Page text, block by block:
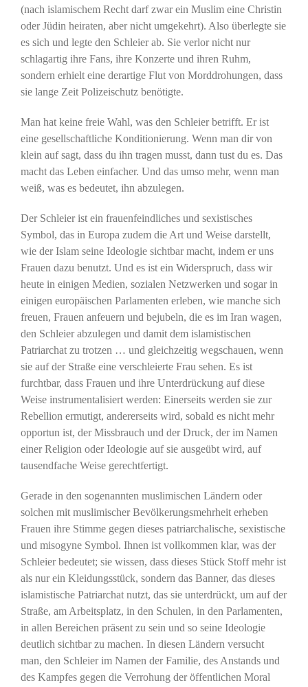
(nach islamischem Recht darf zwar ein Muslim eine Christin
oder Jüdin heiraten, aber nicht umgekehrt). Also überlegte sie
es sich und legte den Schleier ab. Sie verlor nicht nur
schlagartig ihre Fans, ihre Konzerte und ihren Ruhm,
sondern erhielt eine derartige Flut von Morddrohungen, dass
sie lange Zeit Polizeischutz benötigte.
Man hat keine freie Wahl, was den Schleier betrifft. Er ist
eine gesellschaftliche Konditionierung. Wenn man dir von
klein auf sagt, dass du ihn tragen musst, dann tust du es. Das
macht das Leben einfacher. Und das umso mehr, wenn man
weiß, was es bedeutet, ihn abzulegen.
Der Schleier ist ein frauenfeindliches und sexistisches
Symbol, das in Europa zudem die Art und Weise darstellt,
wie der Islam seine Ideologie sichtbar macht, indem er uns
Frauen dazu benutzt. Und es ist ein Widerspruch, dass wir
heute in einigen Medien, sozialen Netzwerken und sogar in
einigen europäischen Parlamenten erleben, wie manche sich
freuen, Frauen anfeuern und bejubeln, die es im Iran wagen,
den Schleier abzulegen und damit dem islamistischen
Patriarchat zu trotzen … und gleichzeitig wegschauen, wenn
sie auf der Straße eine verschleierte Frau sehen. Es ist
furchtbar, dass Frauen und ihre Unterdrückung auf diese
Weise instrumentalisiert werden: Einerseits werden sie zur
Rebellion ermutigt, andererseits wird, sobald es nicht mehr
opportun ist, der Missbrauch und der Druck, der im Namen
einer Religion oder Ideologie auf sie ausgeübt wird, auf
tausendfache Weise gerechtfertigt.
Gerade in den sogenannten muslimischen Ländern oder
solchen mit muslimischer Bevölkerungsmehrheit erheben
Frauen ihre Stimme gegen dieses patriarchalische, sexistische
und misogyne Symbol. Ihnen ist vollkommen klar, was der
Schleier bedeutet; sie wissen, dass dieses Stück Stoff mehr ist
als nur ein Kleidungsstück, sondern das Banner, das dieses
islamistische Patriarchat nutzt, das sie unterdrückt, um auf der
Straße, am Arbeitsplatz, in den Schulen, in den Parlamenten,
in allen Bereichen präsent zu sein und so seine Ideologie
deutlich sichtbar zu machen. In diesen Ländern versucht
man, den Schleier im Namen der Familie, des Anstands und
des Kampfes gegen die Verrohung der öffentlichen Moral